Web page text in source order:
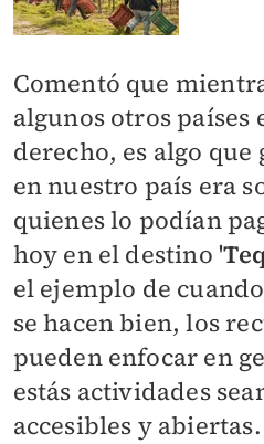
Comentó que
algunos otros países
derecho, es algo
en nuestro país era
quienes lo podían
hoy en el destino '
el ejemplo de
se hacen bien, los
pueden enfocar en
estás actividades
accesibles y abiertas.